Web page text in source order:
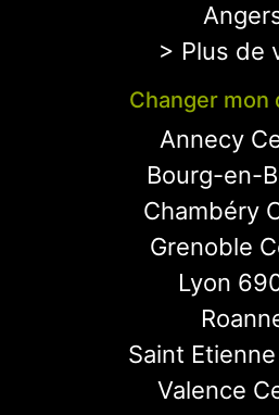
> Plus de
Changer mon
Annecy
Bourg-en-
Chambéry
Grenoble
Lyon
Saint
Valence